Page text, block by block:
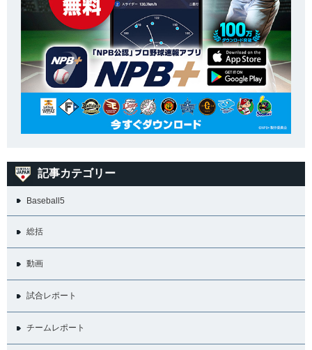
記事カテゴリー
Baseball5
総括
動画
試合レポート
チームレポート